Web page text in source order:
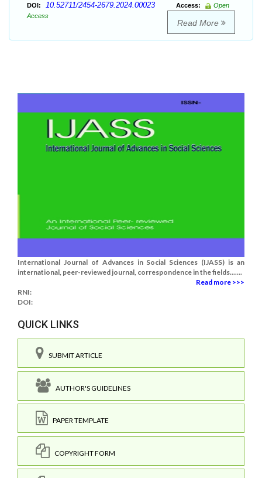
DOI: 10.52711/2454-2679.2024.00023 Access:
Open
Access
Read More
International Journal of Advances in Social Sciences (IJASS) is an
international, peer-reviewed journal, correspondence in the fields.......
Read more >>>
RNI:
DOI:
QUICK LINKS
SUBMIT ARTICLE
AUTHOR'S GUIDELINES
PAPER TEMPLATE
COPYRIGHT FORM